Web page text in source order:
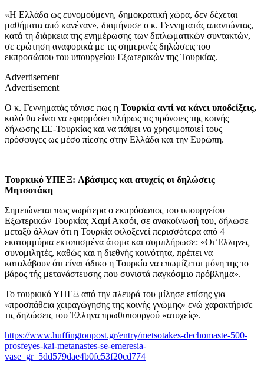
«Η Ελλάδα ως ευνομούμενη, δημοκρατική χώρα, δεν δέχεται
μαθήματα από κανέναν», διαμήνυσε ο κ. Γεννηματάς απαντώντας,
κατά τη διάρκεια της ενημέρωσης των διπλωματικών συντακτών,
σε ερώτηση αναφορικά με τις σημερινές δηλώσεις του
εκπροσώπου του υπουργείου Εξωτερικών της Τουρκίας.
Advertisement
Advertisement
Ο κ. Γεννηματάς τόνισε πως η Τουρκία αντί να κάνει υποδείξεις,
καλό θα είναι να εφαρμόσει πλήρως τις πρόνοιες της κοινής
δήλωσης ΕΕ-Τουρκίας και να πάψει να χρησιμοποιεί τους
πρόσφυγες ως μέσο πίεσης στην Ελλάδα και την Ευρώπη.
Toυρκικό ΥΠΕΞ: Aβάσιμες και ατυχείς οι δηλώσεις
Μητσοτάκη
Σημειώνεται πως νωρίτερα ο εκπρόσωπος του υπουργείου
Εξωτερικών Τουρκίας Χαμί Ακσόι, σε ανακοίνωσή του, δήλωσε
μεταξύ άλλων ότι η Τουρκία φιλοξενεί περισσότερα από 4
εκατομμύρια εκτοπισμένα άτομα και συμπλήρωσε: «Οι Έλληνες
συνομιλητές, καθώς και η διεθνής κοινότητα, πρέπει να
καταλάβουν ότι είναι άδικο η Τουρκία να επωμίζεται μόνη της το
βάρος τής μετανάστευσης που συνιστά παγκόσμιο πρόβλημα».
Το τουρκικό ΥΠΕΞ από την πλευρά του μίλησε επίσης για
«προσπάθεια χειραγώγησης της κοινής γνώμης» ενώ χαρακτήρισε
τις δηλώσεις του Έλληνα πρωθυπουργού «ατυχείς».
https://www.huffingtonpost.gr/entry/metsotakes-dechomaste-500-
prosfeyes-kai-metanastes-se-emeresia-
vase_gr_5dd579dae4b0fc53f20cd774